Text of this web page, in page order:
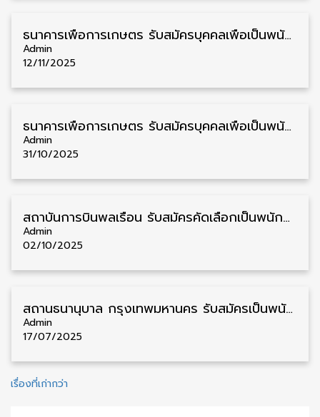
ธนาคารเพื่อการเกษตร รับสมัครบุคคลเพื่อเป็นพนักงาน วุฒิ ป.ตรี ทั่วประเทศ 71 อัตรา รับสมัคร 12 – 19 พฤศจิกายน
Admin
12/11/2025
ธนาคารเพื่อการเกษตร รับสมัครบุคคลเพื่อเป็นพนักงาน วุฒิ ป.ตรี ชาย/หญิง 40 อัตรา รับสมัคร 3 – 10 พฤศจิกายน
Admin
31/10/2025
สถาบันการบินพลเรือน รับสมัครคัดเลือกเป็นพนักงาน วุฒิ ปวส./ป.ตรี/ป.โท 9 อัตรา รับสมัคร 1 – 14 ตุลาคม
Admin
02/10/2025
สถานธนานุบาล กรุงเทพมหานคร รับสมัครเป็นพนักงาน วุฒิ ปวช./ป.ตรี 13 อัตรา รับสมัคร 18 กรกฎาคม – 4 สิงหาคม
Admin
17/07/2025
แนะแนว
เรื่องที่เก่ากว่า